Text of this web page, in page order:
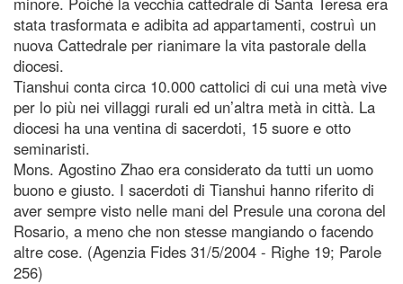
stata trasformata e adibita ad appartamenti, costruì un
nuova Cattedrale per rianimare la vita pastorale della
diocesi.
Tianshui conta circa 10.000 cattolici di cui una metà vive
per lo più nei villaggi rurali ed un’altra metà in città. La
diocesi ha una ventina di sacerdoti, 15 suore e otto
seminaristi.
Mons. Agostino Zhao era considerato da tutti un uomo
buono e giusto. I sacerdoti di Tianshui hanno riferito di
aver sempre visto nelle mani del Presule una corona del
Rosario, a meno che non stesse mangiando o facendo
altre cose. (Agenzia Fides 31/5/2004 - Righe 19; Parole
256)